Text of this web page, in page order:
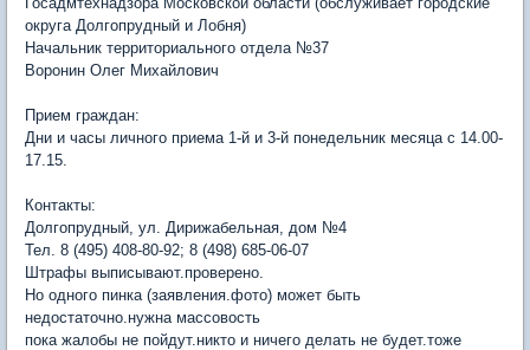
округа Долгопрудный и Лобня)
Начальник территориального отдела №37
Воронин Олег Михайлович
Прием граждан:
Дни и часы личного приема 1-й и 3-й понедельник месяца с 14.00-
17.15.
Контакты:
Долгопрудный, ул. Дирижабельная, дом №4
Тел. 8 (495) 408-80-92; 8 (498) 685-06-07
Штрафы выписывают.проверено.
Но одного пинка (заявления.фото) может быть
недостаточно.нужна массовость
пока жалобы не пойдут.никто и ничего делать не будет.тоже